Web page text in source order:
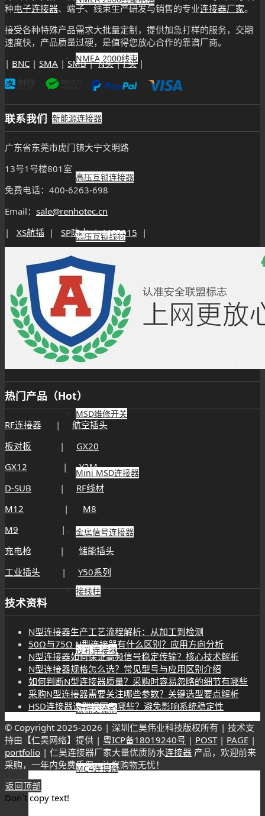
NMEA 2000线束
新能源连接器
高压互锁连接器
高压互锁线材
储能连接器
储能线束
MSD维修开关
Mini MSD连接器
金属信号连接器
接线柱
过孔连接器
欧标交流枪
MC4连接器
种电子连接器、端子、线束生产研发与销售的专业连接器厂家。
接受各种特殊产品需求大批量定制，提供加急打样的服务，交期
速度快，产品质量过硬，是值得您放心合作的靠谱厂商。
| BNC | SMA | SMB|N头|F头|
联系我们
广东省东莞市虎门镇大宁文明路
13号1号楼801室
免费电话：400-6263-698
Email： sale@renhotec.cn
| XS航插 | SP防水|MS5015 |
热门产品（Hot）
RF连接器 | 航空插头
板对板 | GX20
GX12 |Y2M
D-SUB | RF线材
M12 | M8
M9 |M5
充电枪 | 储能插头
工业插头 | Y50系列
技术资料
N型连接器生产工艺流程解析：从加工到检测
50Ω与75Ω N型连接器有什么区别？应用方向分析
N型连接器如何保证高频信号稳定传输？核心技术解析
N型连接器规格怎么选？常见型号与应用区别介绍
如何判断N型连接器质量？采购时容易忽略的细节有哪些
采购N型连接器需要关注哪些参数？关键选型要点解析
HSD连接器选型误区有哪些？避免影响系统稳定性
© Copyright 2025-2026 | 深圳仁昊伟业科技版权所有 | 技术支
持由【仁昊网络】提供 | 粤ICP备18019240号 | POST| PAGE |
portfolio | 仁昊连接器厂家大量优质防水连接器 产品，欢迎前来
采购，一年内免费质保，让您购物无忧！
返回顶部
Don`t copy text!